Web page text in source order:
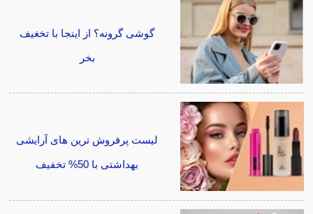
گوشی گرونه؟ از اینجا با تخغیف
بخر
لیست پرفروش ترین های آرایشی
بهداشتی با 50% تخفیف